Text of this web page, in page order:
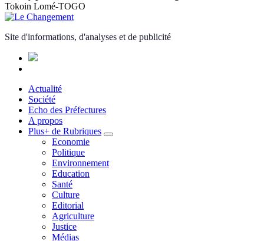
Tokoin Lomé-TOGO
Site d'informations, d'analyses et de publicité
Actualité
Société
Echo des Préfectures
A propos
Plus+ de Rubriques
Economie
Politique
Environnement
Education
Santé
Culture
Editorial
Agriculture
Justice
Médias